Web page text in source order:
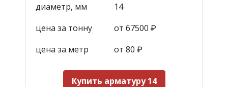
диаметр, мм
14
цена за тонну
от 67500 ₽
цена за метр
от 80 ₽
Купить арматуру 14